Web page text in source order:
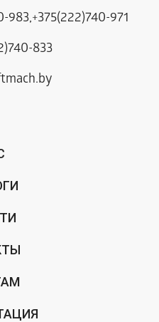
983,+375(222)740-971
833